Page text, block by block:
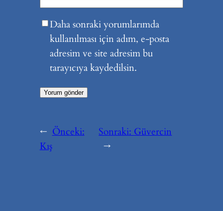
Daha sonraki yorumlarımda
kullanılması için adım, e-posta
adresim ve site adresim bu
tarayıcıya kaydedilsin.
← Önceki:
Kış
Sonraki: Güvercin
→